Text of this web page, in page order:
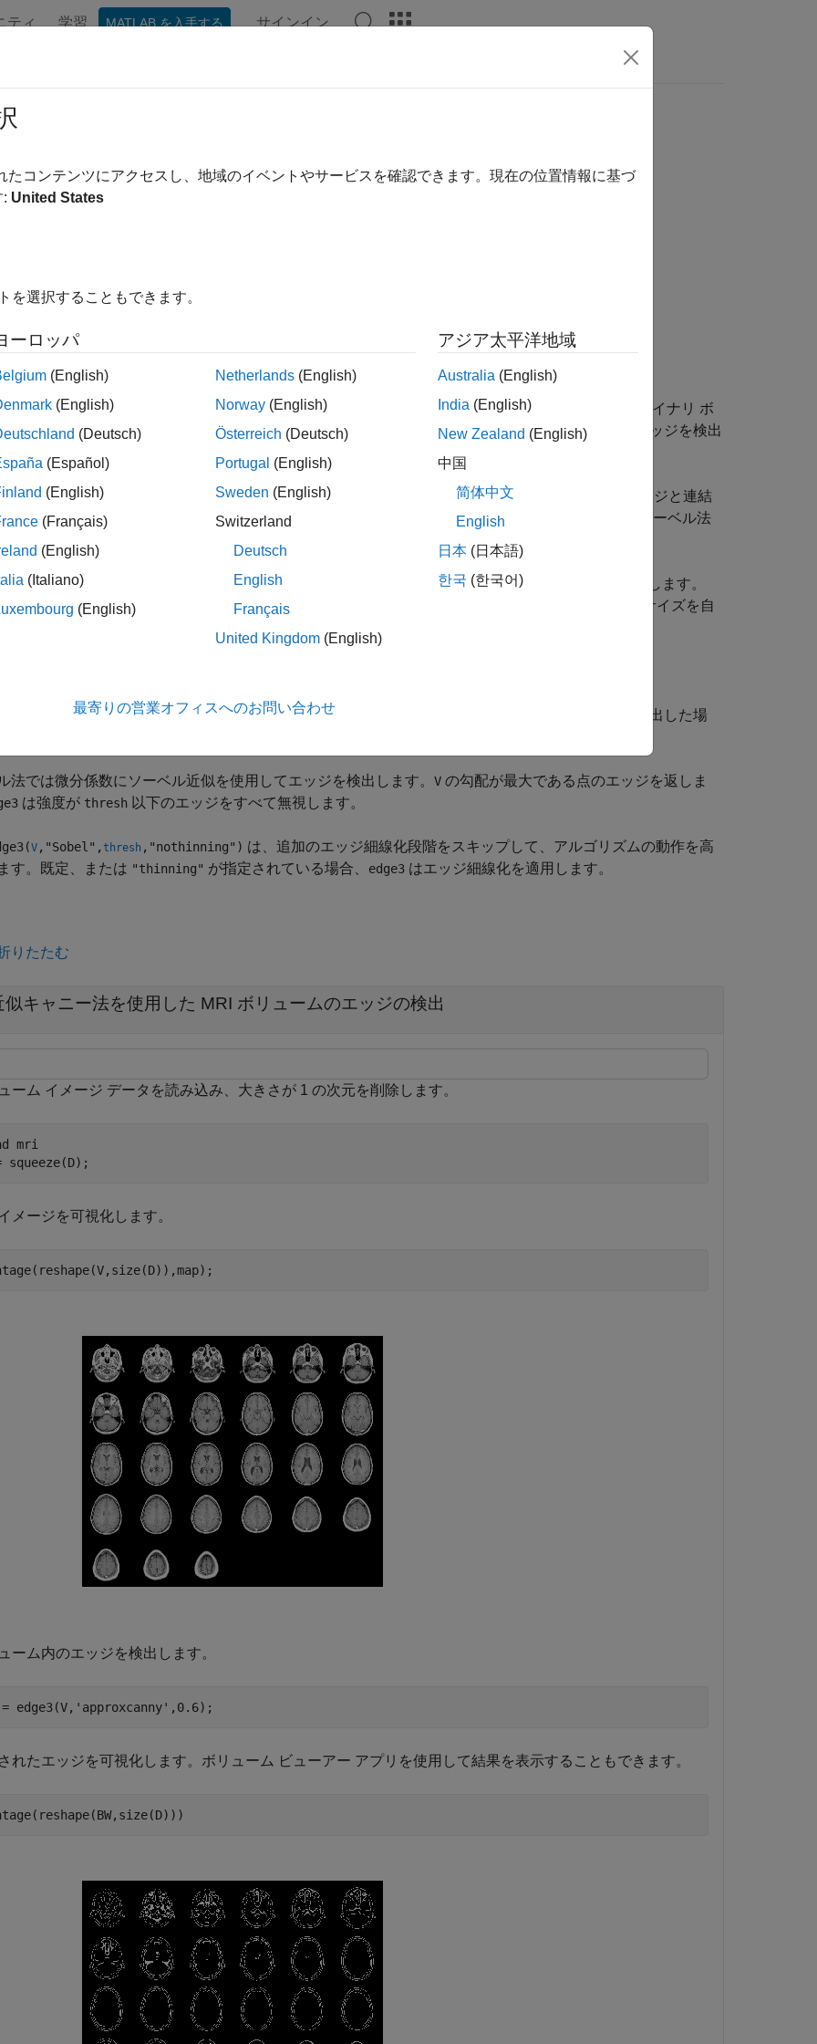
ティ 学習 MATLAB を入手する サインイン
レースケール ボリューム内のエッジの検出
V,"approxcanny",
は、近似キャニー法を使用して、グレースケール ボリュームまたはバイナリ ボ
Vで検出されたエッジを返します。近似キャニー法は、
の勾配の局所的最大値を求めることでエッジを検出
は、ガウス平滑化ボリュームの微分を使用して勾配を計算します。
ニー法では、強いエッジと弱いエッジを検出するために 2 つのしきい値が使用されます。強いエッジと連結
場合にのみ、弱いエッジも出力されます。この方法は、弱いエッジを正確に検出できる可能性がソーベル法
V,"approxcanny", は、強度またはバイナリ ボリュームVで検出されたエッジを返します。
、ガウス平滑化フィルターの標準偏差を指定します。
に基づいて、フィルターのサイズを自
,"Sobel", thresh)は、強度またはバイナリ ボリューム で関数がエッジを検出した場
法では微分係数にソーベル近似を使用してエッジを検出します。 V の勾配が最大である点のエッジを返しま
は強度が thresh 以下のエッジをすべて無視します。
V ,"Sobel", thresh ,"nothinning") は、追加のエッジ細線化段階をスキップして、アルゴリズムの動作を高
す。既定、または "thinning" が指定されている場合、 edge3 はエッジ細線化を適用します。
りたたむ
似キャニー法を使用した MRI ボリュームのエッジの検出
ーム イメージ データを読み込み、大きさが 1 の次元を削除します。
mri
squeeze(D);
メージを可視化します。
ーム内のエッジを検出します。
= edge3(V, 'approxcanny' ,0.6);
れたエッジを可視化します。ボリューム ビューアー アプリを使用して結果を表示することもできます。
たコンテンツにアクセスし、地域のイベントやサービスを確認できます。現在の位置情報に基づ
: United States
を選択することもできます。
ーロッパ
(English)
(English)
(Deutsch)
(Español)
(English)
(Français)
(English)
(Italiano)
(English)
Netherlands (English)
Norway (English)
Österreich (Deutsch)
Portugal (English)
Sweden (English)
Switzerland
Deutsch
English
Français
United Kingdom (English)
アジア太平洋地域
Australia (English)
India (English)
New Zealand (English)
中国
简体中文
English
日本 (日本語)
한국 (한국어)
最寄りの営業オフィスへのお問い合わせ